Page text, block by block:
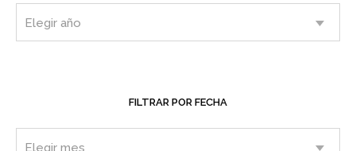
FILTRAR POR FECHA